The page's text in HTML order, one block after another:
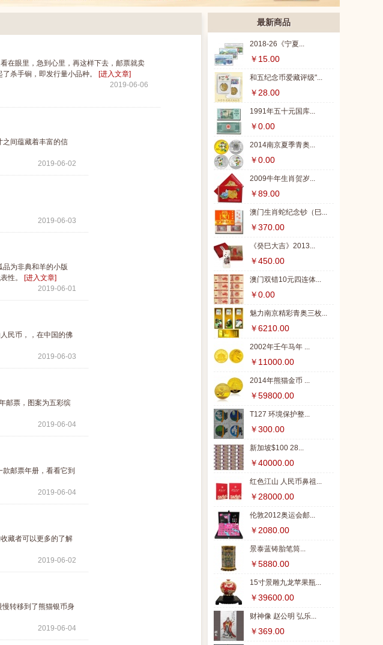
眼里，急到心里，再这样下去，邮票就卖
杀手锏，即发行量小品种。 [进入文章]
2019-06-06
间蕴藏着丰富的信
2019-06-02
2019-06-03
为非典和羊的小版
性。 [进入文章]
2019-06-01
民币，，在中国的佛
2019-06-03
邮票，图案为五彩缤
2019-06-04
邮票年册，看看它到
2019-06-04
藏者可以更多的了解
2019-06-02
转移到了熊猫银币身
2019-06-04
最新商品
2018-26《宁夏...
￥15.00
和五纪念币爱藏评级"...
￥28.00
1991年五十元国库...
￥0.00
2014南京夏季青奥...
￥0.00
2009牛年生肖贺岁...
￥89.00
澳门生肖蛇纪念钞（巳...
￥370.00
《癸巳大吉》2013...
￥450.00
澳门双错10元四连体...
￥0.00
魅力南京精彩青奥三枚...
￥6210.00
2002年壬午马年 ...
￥11000.00
2014年熊猫金币 ...
￥59800.00
T127 环境保护整...
￥300.00
新加坡$100 28...
￥40000.00
红色江山 人民币鼻祖...
￥28000.00
伦敦2012奥运会邮...
￥2080.00
景泰蓝铸胎笔筒...
￥5880.00
15寸景雕九龙苹果瓶...
￥39600.00
财神像 赵公明 弘乐...
￥369.00